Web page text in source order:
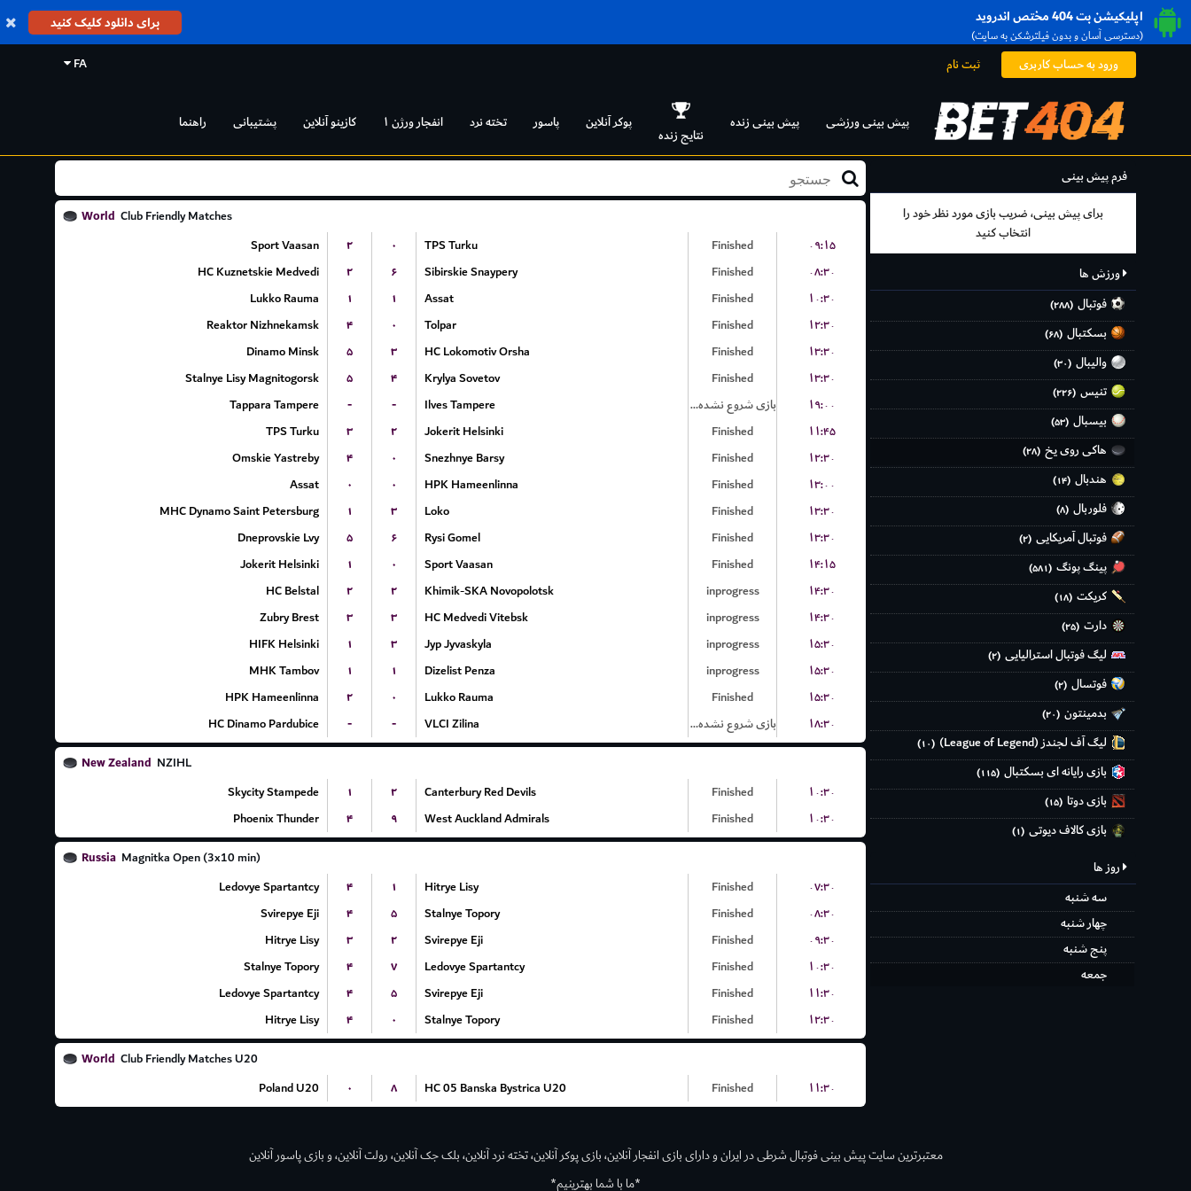
اپلیکیشن بت 404 مختص اندروید
(دسترسی آسان و بدون فیلترشکن به سایت)
برای دانلود کلیک کنید
FA ورود به حساب کاربری ثبت نام
پیش بینی ورزشی پیش بینی زنده
نتایج زنده
پوکر آنلاین پاسور تخته نرد انفجار ورژن ۱ کازینو آنلاین پشتیبانی راهنما
فرم پیش بینی
برای پیش بینی، ضریب بازی مورد نظر خود را
انتخاب کنید
ورزش ها
فوتبال (۲۸۸)
بسکتبال (۶۸)
والیبال (۳۰)
تنیس (۲۲۶)
بیسبال (۵۳)
هاکی روی یخ (۲۸)
هندبال (۱۴)
فلوربال (۸)
فوتبال آمریکایی (۲)
پینگ پونگ (۵۸۱)
کریکت (۱۸)
دارت (۲۵)
لیگ فوتبال استرالیایی (۲)
فوتسال (۲)
بدمینتون (۲۰)
لیگ آف لجندز (League of Legend) (۱۰)
بازی رایانه ای بسکتبال (۱۱۵)
بازی دوتا (۱۵)
بازی کالاف دیوتی (۱)
روز ها
سه شنبه
چهار شنبه
پنج شنبه
جمعه
World Club Friendly Matches
Sport Vaasan
۲ ۰ TPS Turku Finished
۰۹:۱۵
HC Kuznetskie Medvedi
۲ ۶ Sibirskie Snaypery Finished
۰۸:۳۰
Lukko Rauma
۱ ۱ Assat Finished
۱۰:۳۰
Reaktor Nizhnekamsk
۴ ۰ Tolpar Finished
۱۲:۳۰
Dinamo Minsk
۵ ۳ HC Lokomotiv Orsha Finished
۱۳:۳۰
Stalnye Lisy Magnitogorsk
۵ ۴ Krylya Sovetov Finished
۱۳:۳۰
Tappara Tampere
- - Ilves Tampere بازی شروع نشده است
۱۹:۰۰
TPS Turku
۳ ۲ Jokerit Helsinki Finished
۱۱:۴۵
Omskie Yastreby
۴ ۰ Snezhnye Barsy Finished
۱۲:۳۰
Assat
۰ ۰ HPK Hameenlinna Finished
۱۳:۰۰
MHC Dynamo Saint Petersburg
۱ ۳ Loko Finished
۱۳:۳۰
Dneprovskie Lvy
۵ ۶ Rysi Gomel Finished
۱۳:۳۰
Jokerit Helsinki
۱ ۰ Sport Vaasan Finished
۱۴:۱۵
HC Belstal
۲ ۲ Khimik-SKA Novopolotsk inprogress
۱۴:۳۰
Zubry Brest
۳ ۳ HC Medvedi Vitebsk inprogress
۱۴:۳۰
HIFK Helsinki
۱ ۳ Jyp Jyvaskyla inprogress
۱۵:۳۰
MHK Tambov
۱ ۱ Dizelist Penza inprogress
۱۵:۳۰
HPK Hameenlinna
۲ ۰ Lukko Rauma Finished
۱۵:۳۰
HC Dinamo Pardubice
- - VLCI Zilina بازی شروع نشده است ۱۸:۳۰
New Zealand NZIHL
Skycity Stampede
۱ ۲ Canterbury Red Devils Finished
۱۰:۳۰
Phoenix Thunder
۴ ۹ West Auckland Admirals Finished ۱۰:۳۰
Russia Magnitka Open (3x10 min)
Ledovye Spartantcy
۴ ۱ Hitrye Lisy Finished
۰۷:۳۰
Svirepye Eji
۴ ۵ Stalnye Topory Finished
۰۸:۳۰
Hitrye Lisy
۳ ۲ Svirepye Eji Finished
۰۹:۳۰
Stalnye Topory
۴ ۷ Ledovye Spartantcy Finished
۱۰:۳۰
Ledovye Spartantcy
۴ ۵ Svirepye Eji Finished
۱۱:۳۰
Hitrye Lisy
۴ ۰ Stalnye Topory Finished ۱۲:۳۰
World Club Friendly Matches U20
Poland U20
۰ ۸ HC 05 Banska Bystrica U20 Finished ۱۱:۳۰
معتبر‌ترین سایت پیش بینی‌ فوتبال شرطی در ایران و دارای بازی انفجار آنلاین، بازی پوکر آنلاین، تخته نرد آنلاین، بلک جک آنلاین، رولت آنلاین، و بازی پاسور آنلاین
*ما با شما بهترینیم*